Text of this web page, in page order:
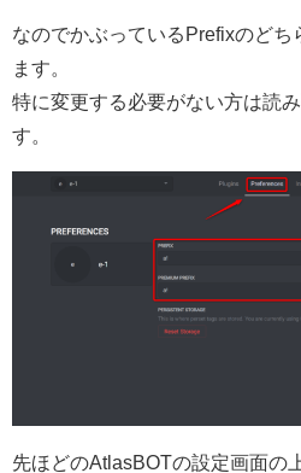
なのでかぶっているPrefixのどち
ます。
特に変更する必要がない方は読
す。
先ほどのAtlasBOTの設定画面の